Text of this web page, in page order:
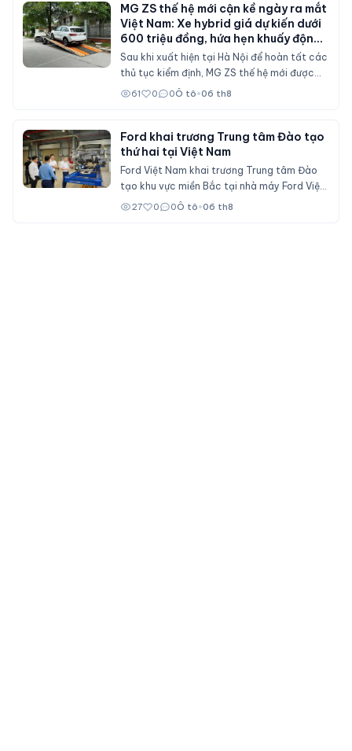
MG ZS thế hệ mới cận kề ngày ra mắt
Việt Nam: Xe hybrid giá dự kiến dưới
600 triệu đồng, hứa hẹn khuấy động
phân khúc SUV cỡ B
Sau khi xuất hiện tại Hà Nội để hoàn tất các
thủ tục kiểm định, MG ZS thế hệ mới được
cho là sẽ sớm mở bán tại Việt Nam với nhiều
trực tiếp Mitsubishi Xforce, Kia Seltos và
Honda HR-V.
61 0 0Ô tô•06 th8
Ford khai trương Trung tâm Đào tạo
thứ hai tại Việt Nam
Ford Việt Nam khai trương Trung tâm Đào
tạo khu vực miền Bắc tại nhà máy Ford Việt
Nam (Hải Phòng), đóng vai trò đào tạo cho
27 0 0Ô tô•06 th8